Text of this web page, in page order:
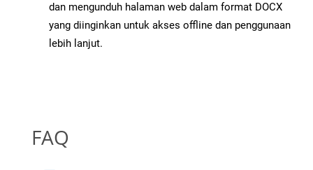
dan mengunduh halaman web dalam format DOCX
yang diinginkan untuk akses offline dan penggunaan
lebih lanjut.
FAQ